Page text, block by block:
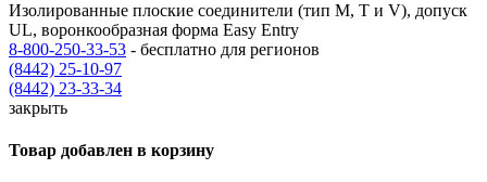
Изолированные плоские соединители (тип M, T и V), допуск
UL, воронкообразная форма Easy Entry
8-800-250-33-53 - бесплатно для регионов
(8442) 25-10-97
(8442) 23-33-34
закрыть
Товар добавлен в корзину